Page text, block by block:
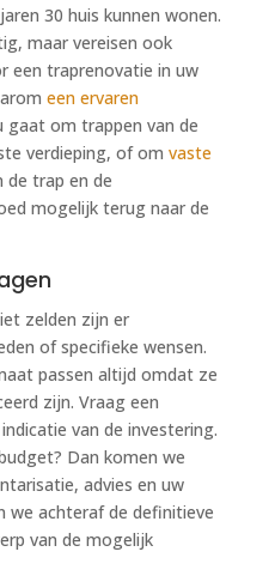
30 huis kunnen wonen.
maar vereisen ook
een traprenovatie in uw
een ervaren
gaat om trappen van de
verdieping, of om vaste
de trap en de
mogelijk terug naar de
zelden zijn er
of specifieke wensen.
passen altijd omdat ze
zijn. Vraag een
van de investering.
Dan komen we
advies en uw
we achteraf de definitieve
van de mogelijk